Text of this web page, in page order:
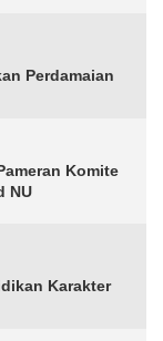
Perdamaian
Komite
NU
Karakter